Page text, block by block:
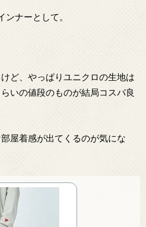
ナーとして。
ど、やっぱりユニクロの生地は
いの値段のものが結局コスパ良
屋着感が出てくるのが気にな